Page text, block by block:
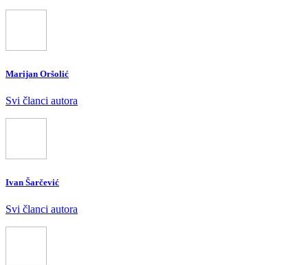
Marijan Oršolić
Svi članci autora
Ivan Šarčević
Svi članci autora